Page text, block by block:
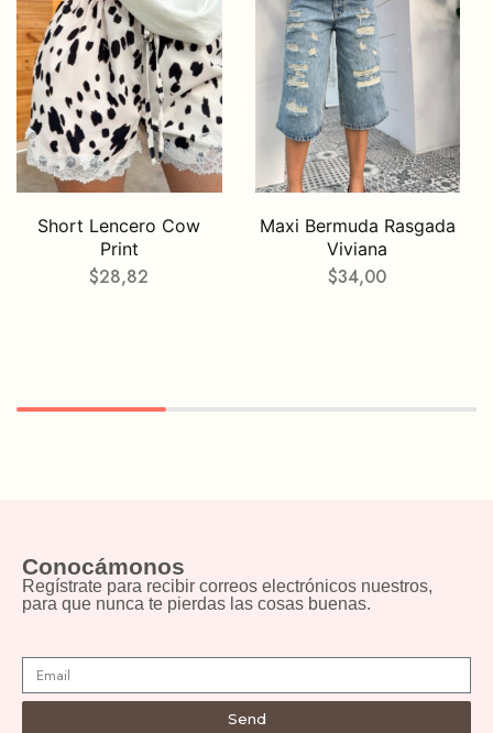
Short Lencero Cow
Print
$28,82
Maxi Bermuda Rasgada
Viviana
$34,00
Conocámonos
Regístrate para recibir correos electrónicos nuestros,
para que nunca te pierdas las cosas buenas.
Send